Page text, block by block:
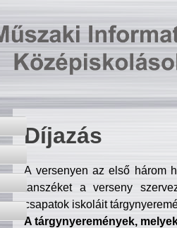
Díjazás
A versenyen az első három
tanszéket a verseny
csapatok iskoláit
A tárgynyeremények,